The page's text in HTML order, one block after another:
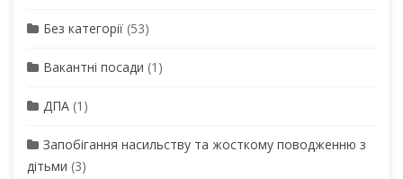
Без категорії (53)
Вакантні посади (1)
ДПА (1)
Запобігання насильству та жосткому поводженню з
дітьми (3)